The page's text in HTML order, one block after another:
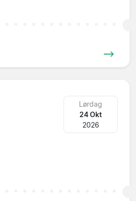
Lørdag
24 Okt
2026